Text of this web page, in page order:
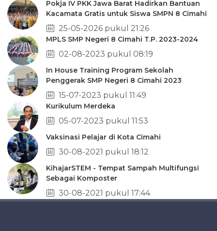
Pokja IV PKK Jawa Barat Hadirkan Bantuan
Kacamata Gratis untuk Siswa SMPN 8 Cimahi
25-05-2026 pukul 21:26
MPLS SMP Negeri 8 Cimahi T.P. 2023-2024
02-08-2023 pukul 08:19
In House Training Program Sekolah
Penggerak SMP Negeri 8 Cimahi 2023
15-07-2023 pukul 11:49
Kurikulum Merdeka
05-07-2023 pukul 11:53
Vaksinasi Pelajar di Kota Cimahi
30-08-2021 pukul 18:12
KihajarSTEM - Tempat Sampah Multifungsi
Sebagai Komposter
30-08-2021 pukul 17:44